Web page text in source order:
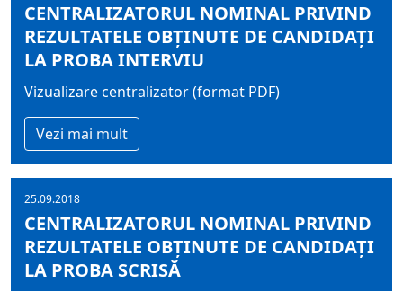
CENTRALIZATORUL NOMINAL PRIVIND
REZULTATELE OBŢINUTE DE CANDIDAŢI
LA PROBA INTERVIU
Vizualizare centralizator (format PDF)
Vezi mai mult
25.09.2018
CENTRALIZATORUL NOMINAL PRIVIND
REZULTATELE OBŢINUTE DE CANDIDAŢI
LA PROBA SCRISĂ